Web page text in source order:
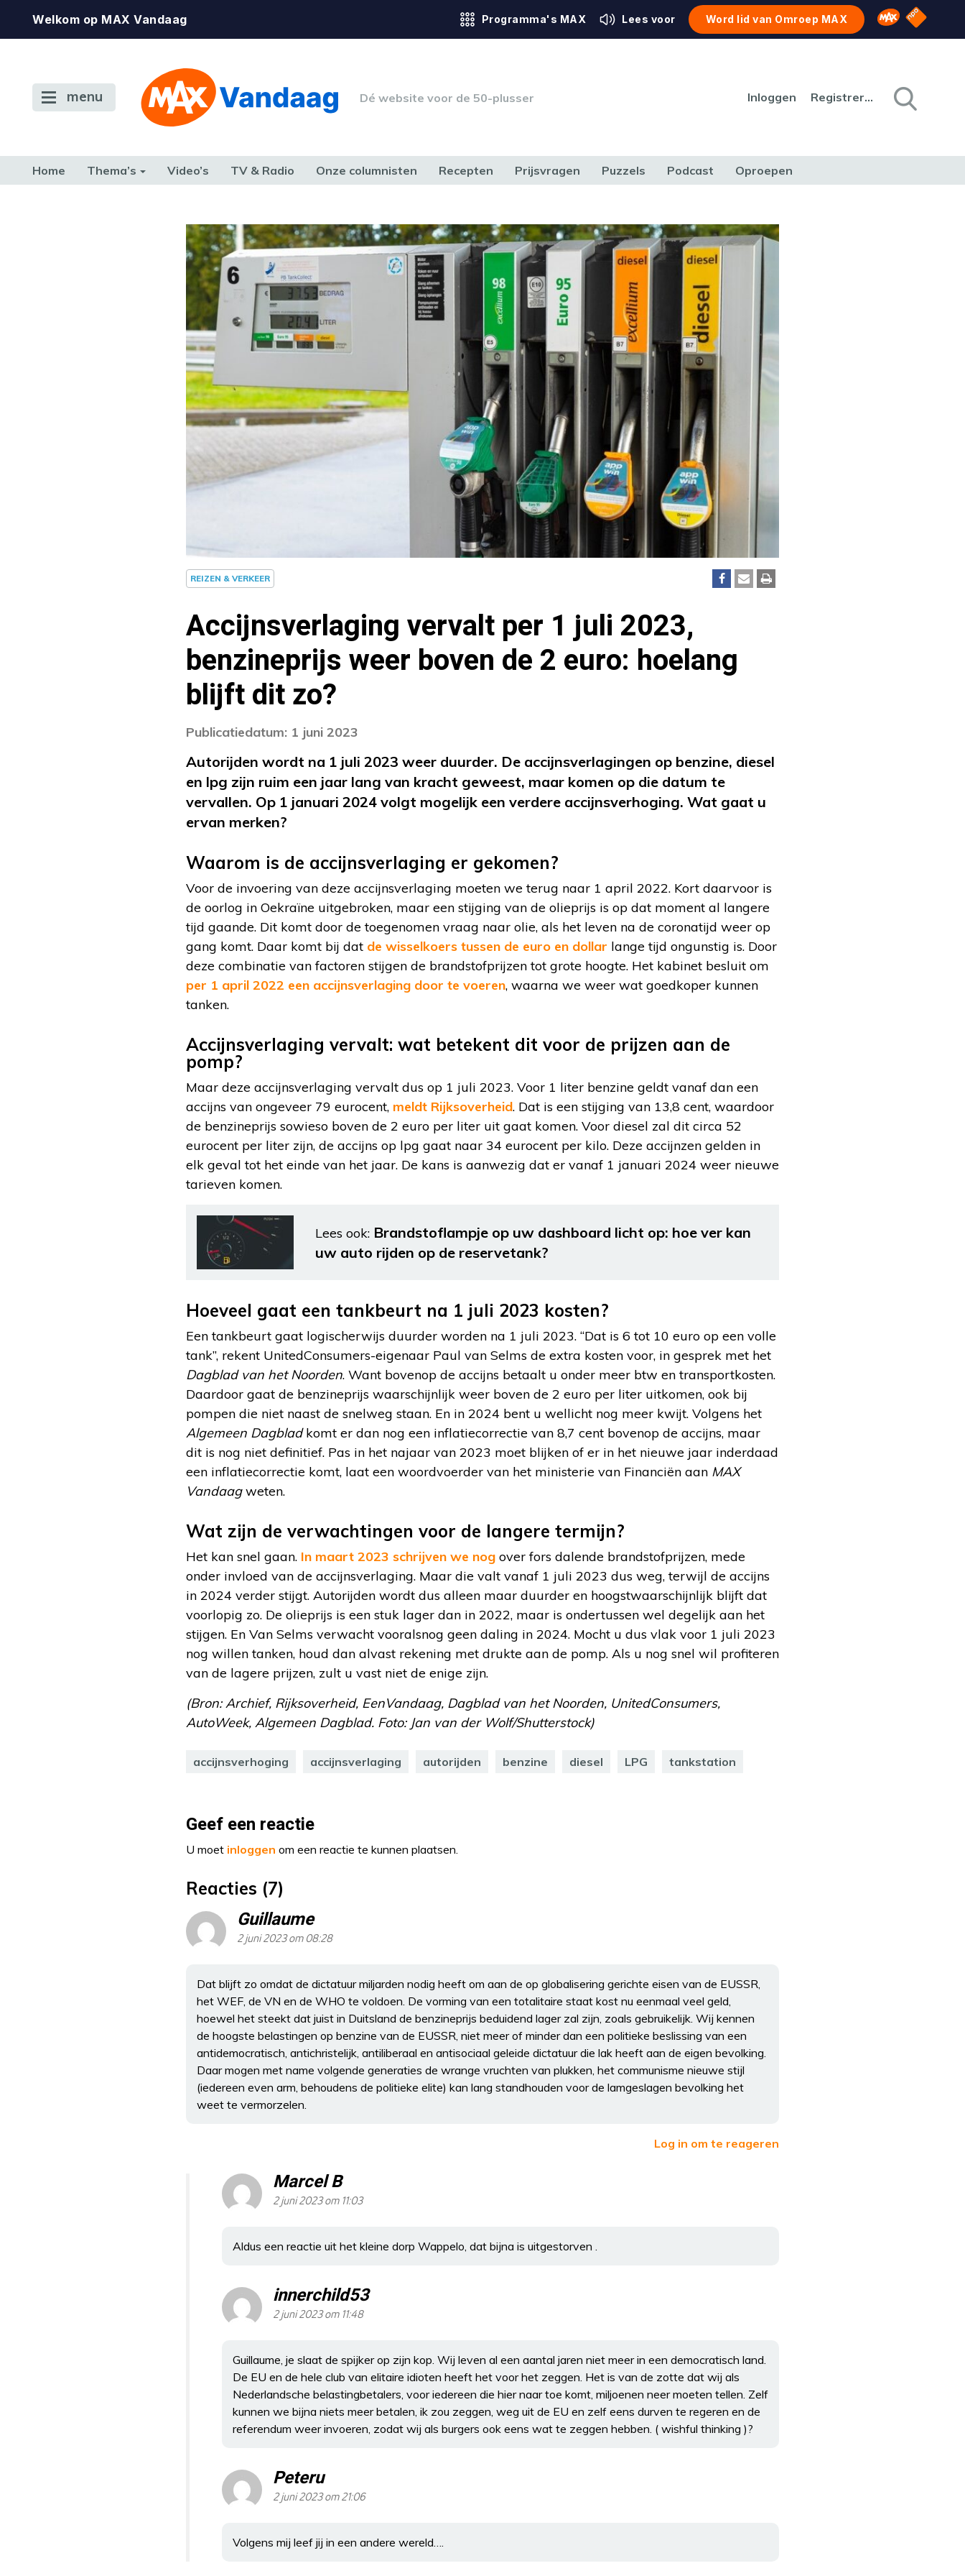
Welkom op MAX Vandaag Programma's MAX Lees voor Word lid van Omroep MAX Omroep MAX
NPO
menu Dé website voor de 50-plusser Inloggen Registreren
Home Thema’s Video’s TV & Radio Onze columnisten Recepten Prijsvragen Puzzels Podcast Oproepen
REIZEN & VERKEER
Accijnsverlaging vervalt per 1 juli 2023,
benzineprijs weer boven de 2 euro: hoelang
blijft dit zo?
Publicatiedatum: 1 juni 2023
Autorijden wordt na 1 juli 2023 weer duurder. De accijnsverlagingen op benzine, diesel
en lpg zijn ruim een jaar lang van kracht geweest, maar komen op die datum te
vervallen. Op 1 januari 2024 volgt mogelijk een verdere accijnsverhoging. Wat gaat u
ervan merken?
Waarom is de accijnsverlaging er gekomen?
Voor de invoering van deze accijnsverlaging moeten we terug naar 1 april 2022. Kort daarvoor is
de oorlog in Oekraïne uitgebroken, maar een stijging van de olieprijs is op dat moment al langere
tijd gaande. Dit komt door de toegenomen vraag naar olie, als het leven na de coronatijd weer op
gang komt. Daar komt bij dat de wisselkoers tussen de euro en dollar lange tijd ongunstig is. Door
deze combinatie van factoren stijgen de brandstofprijzen tot grote hoogte. Het kabinet besluit om
per 1 april 2022 een accijnsverlaging door te voeren, waarna we weer wat goedkoper kunnen
tanken.
Accijnsverlaging vervalt: wat betekent dit voor de prijzen aan de
pomp?
Maar deze accijnsverlaging vervalt dus op 1 juli 2023. Voor 1 liter benzine geldt vanaf dan een
accijns van ongeveer 79 eurocent, meldt Rijksoverheid. Dat is een stijging van 13,8 cent, waardoor
de benzineprijs sowieso boven de 2 euro per liter uit gaat komen. Voor diesel zal dit circa 52
eurocent per liter zijn, de accijns op lpg gaat naar 34 eurocent per kilo. Deze accijnzen gelden in
elk geval tot het einde van het jaar. De kans is aanwezig dat er vanaf 1 januari 2024 weer nieuwe
tarieven komen.
Lees ook: Brandstoflampje op uw dashboard licht op: hoe ver kan
uw auto rijden op de reservetank?
Hoeveel gaat een tankbeurt na 1 juli 2023 kosten?
Een tankbeurt gaat logischerwijs duurder worden na 1 juli 2023. “Dat is 6 tot 10 euro op een volle
tank”, rekent UnitedConsumers-eigenaar Paul van Selms de extra kosten voor, in gesprek met het
Dagblad van het Noorden. Want bovenop de accijns betaalt u onder meer btw en transportkosten.
Daardoor gaat de benzineprijs waarschijnlijk weer boven de 2 euro per liter uitkomen, ook bij
pompen die niet naast de snelweg staan. En in 2024 bent u wellicht nog meer kwijt. Volgens het
Algemeen Dagbladkomt er dan nog een inflatiecorrectie van 8,7 cent bovenop de accijns, maar
dit is nog niet definitief. Pas in het najaar van 2023 moet blijken of er in het nieuwe jaar inderdaad
een inflatiecorrectie komt, laat een woordvoerder van het ministerie van Financiën aan MAX
Vandaagweten.
Wat zijn de verwachtingen voor de langere termijn?
Het kan snel gaan. In maart 2023 schrijven we nog over fors dalende brandstofprijzen, mede
onder invloed van de accijnsverlaging. Maar die valt vanaf 1 juli 2023 dus weg, terwijl de accijns
in 2024 verder stijgt. Autorijden wordt dus alleen maar duurder en hoogstwaarschijnlijk blijft dat
voorlopig zo. De olieprijs is een stuk lager dan in 2022, maar is ondertussen wel degelijk aan het
stijgen. En Van Selms verwacht vooralsnog geen daling in 2024. Mocht u dus vlak voor 1 juli 2023
nog willen tanken, houd dan alvast rekening met drukte aan de pomp. Als u nog snel wil profiteren
van de lagere prijzen, zult u vast niet de enige zijn.
(Bron: Archief, Rijksoverheid, EenVandaag, Dagblad van het Noorden, UnitedConsumers,
AutoWeek, Algemeen Dagblad. Foto: Jan van der Wolf/Shutterstock)
accijnsverhoging accijnsverlaging autorijden benzine diesel LPG tankstation
Geef een reactie
U moet inloggen om een reactie te kunnen plaatsen.
Reacties (7)
Guillaume
2 juni 2023 om 08:28
Dat blijft zo omdat de dictatuur miljarden nodig heeft om aan de op globalisering gerichte eisen van de EUSSR,
het WEF, de VN en de WHO te voldoen. De vorming van een totalitaire staat kost nu eenmaal veel geld,
hoewel het steekt dat juist in Duitsland de benzineprijs beduidend lager zal zijn, zoals gebruikelijk. Wij kennen
de hoogste belastingen op benzine van de EUSSR, niet meer of minder dan een politieke beslissing van een
antidemocratisch, antichristelijk, antiliberaal en antisociaal geleide dictatuur die lak heeft aan de eigen bevolking.
Daar mogen met name volgende generaties de wrange vruchten van plukken, het communisme nieuwe stijl
(iedereen even arm, behoudens de politieke elite) kan lang standhouden voor de lamgeslagen bevolking het
weet te vermorzelen.
Log in om te reageren
Marcel B
2 juni 2023 om 11:03
Aldus een reactie uit het kleine dorp Wappelo, dat bijna is uitgestorven .
innerchild53
2 juni 2023 om 11:48
Guillaume, je slaat de spijker op zijn kop. Wij leven al een aantal jaren niet meer in een democratisch land.
De EU en de hele club van elitaire idioten heeft het voor het zeggen. Het is van de zotte dat wij als
Nederlandsche belastingbetalers, voor iedereen die hier naar toe komt, miljoenen neer moeten tellen. Zelf
kunnen we bijna niets meer betalen, ik zou zeggen, weg uit de EU en zelf eens durven te regeren en de
referendum weer invoeren, zodat wij als burgers ook eens wat te zeggen hebben. ( wishful thinking )?
Peteru
2 juni 2023 om 21:06
Volgens mij leef jij in een andere wereld….